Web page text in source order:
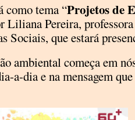
como tema “Projetos de
Liliana Pereira,
Sociais, que estará
ambiental começa em
a-dia e na mensagem